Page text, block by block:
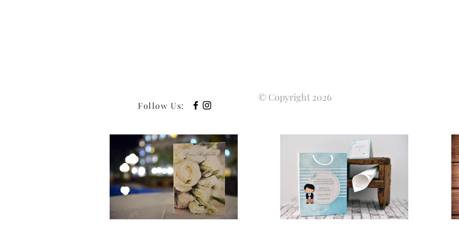
Follow Us:
© Copyright 2026